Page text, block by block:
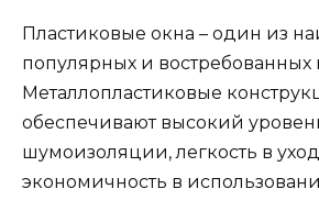
Пластиковые окна – один из
популярных и востребованных
Металлопластиковые
обеспечивают высокий
шумоизоляции, легкость в
экономичность в